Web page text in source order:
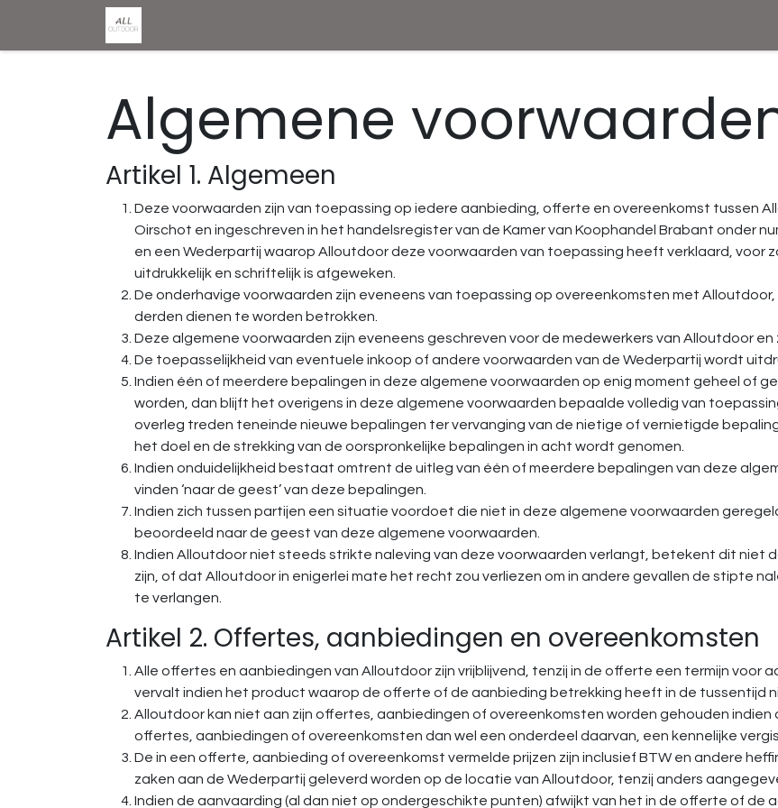
Algemene
Artikel 1. Algemeen
Deze voorwaarden zijn van toepassing op iedere aanbieding, offerte en overeenkomst tussen
Oirschot en ingeschreven in het handelsregister van de Kamer van Koophandel Brabant onder
en een Wederpartij waarop Alloutdoor deze voorwaarden van toepassing heeft verklaard, voor
uitdrukkelijk en schriftelijk is afgeweken.
De onderhavige voorwaarden zijn eveneens van toepassing op overeenkomsten met
derden dienen te worden betrokken.
Deze algemene voorwaarden zijn eveneens geschreven voor de medewerkers van Alloutdoor en
De toepasselijkheid van eventuele inkoop­ of andere voorwaarden van de Wederpartij wordt
Indien één of meerdere bepalingen in deze algemene voorwaarden op enig moment geheel of
worden, dan blijft het overigens in deze algemene voorwaarden bepaalde volledig van
overleg treden teneinde nieuwe bepalingen ter vervanging van de nietige of vernietigde
het doel en de strekking van de oorspronkelijke bepalingen in acht wordt genomen.
Indien onduidelijkheid bestaat omtrent de uitleg van één of meerdere bepalingen van deze
vinden ‘naar de geest’ van deze bepalingen.
Indien zich tussen partijen een situatie voordoet die niet in deze algemene voorwaarden
beoordeeld naar de geest van deze algemene voorwaarden.
Indien Alloutdoor niet steeds strikte naleving van deze voorwaarden verlangt, betekent dit niet
zijn, of dat Alloutdoor in enigerlei mate het recht zou verliezen om in andere gevallen de stipte
te verlangen.
Artikel 2. Offertes, aanbiedingen en overeenkomsten
Alle offertes en aanbiedingen van Alloutdoor zijn vrijblijvend, tenzij in de offerte een termijn voor
vervalt indien het product waarop de offerte of de aanbieding betrekking heeft in de tussentijd
Alloutdoor kan niet aan zijn offertes, aanbiedingen of overeenkomsten worden gehouden
offertes, aanbiedingen of overeenkomsten dan wel een onderdeel daarvan, een kennelijke
De in een offerte, aanbieding of overeenkomst vermelde prijzen zijn inclusief BTW en andere
zaken aan de Wederpartij geleverd worden op de locatie van Alloutdoor, tenzij anders
Indien de aanvaarding (al dan niet op ondergeschikte punten) afwijkt van het in de offerte of de